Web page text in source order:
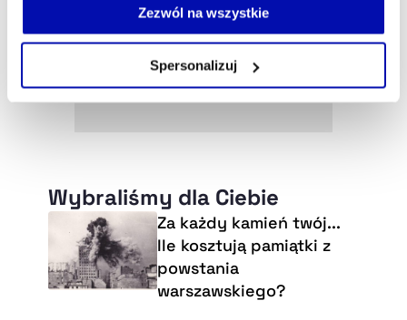
możesz łatwo zarządzać swoimi uprawnieniami, np. we
własnej przeglądarce internetowej lub po wybraniu opcji
Zezwól na wszystkie
Spersonalizuj
Wybraliśmy dla Ciebie
Za każdy kamień twój...
Ile kosztują pamiątki z
powstania
warszawskiego?